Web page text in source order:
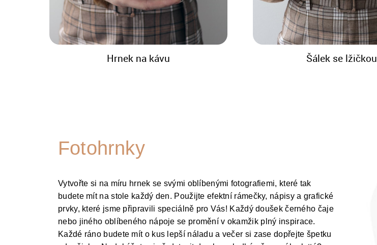
Hrnek na kávu Šálek se lžičkou
Fotohrnky
Vytvořte si na míru hrnek se svými oblíbenými fotografiemi, které tak
budete mít na stole každý den. Použijte efektní rámečky, nápisy a grafické
prvky, které jsme připravili speciálně pro Vás! Každý doušek černého čaje
nebo jiného oblíbeného nápoje se promění v okamžik plný inspirace.
Každé ráno budete mít o kus lepší náladu a večer si zase dopřejte špetku